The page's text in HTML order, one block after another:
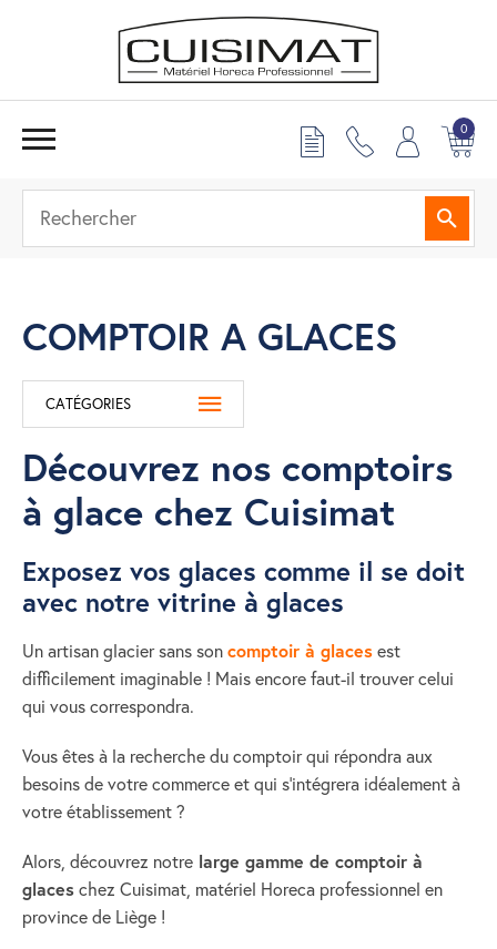
0
COMPTOIR A GLACES
CATÉGORIES
Découvrez nos comptoirs
à glace chez Cuisimat
Exposez vos glaces comme il se doit
avec notre vitrine à glaces
Un artisan glacier sans soncomptoir à glacesest
difficilement imaginable ! Mais encore faut-il trouver celui
qui vous correspondra.
Vous êtes à la recherche du comptoir qui répondra aux
besoins de votre commerce et qui s'intégrera idéalement à
votre établissement ?
Alors, découvrez notre large gamme de comptoir à
glaceschez Cuisimat, matériel Horeca professionnel en
province de Liège !